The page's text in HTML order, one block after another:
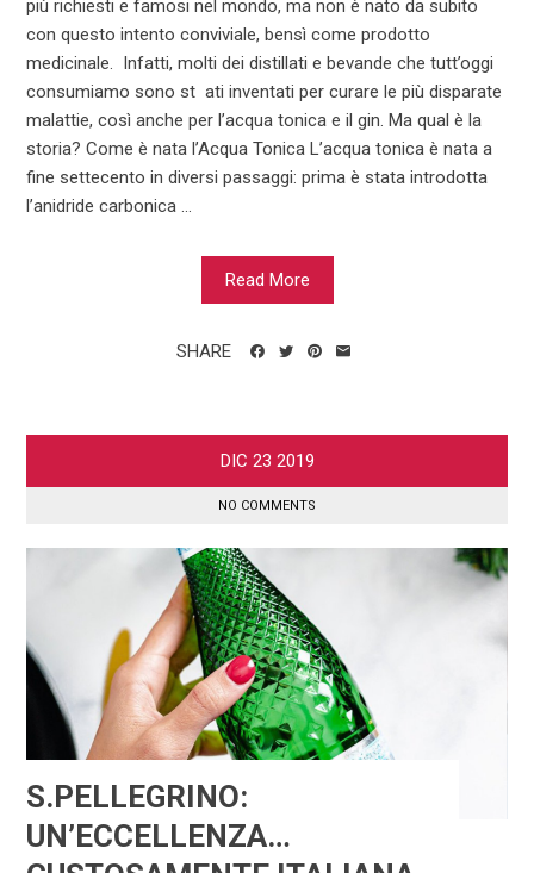
più richiesti e famosi nel mondo, ma non è nato da subito
con questo intento conviviale, bensì come prodotto
medicinale. Infatti, molti dei distillati e bevande che tutt’oggi
consumiamo sono st ati inventati per curare le più disparate
malattie, così anche per l’acqua tonica e il gin. Ma qual è la
storia? Come è nata l’Acqua Tonica L’acqua tonica è nata a
fine settecento in diversi passaggi: prima è stata introdotta
l’anidride carbonica ...
Read More
SHARE
DIC 23 2019
NO COMMENTS
S.PELLEGRINO:
UN’ECCELLENZA…